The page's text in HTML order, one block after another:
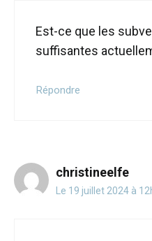
Est-ce que les
suffisantes
Répondre
christineelfe
Le 19 juillet 2024 à